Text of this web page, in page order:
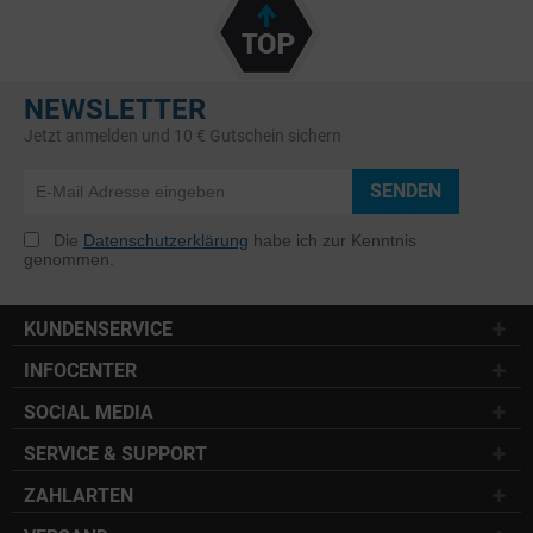
NEWSLETTER
Jetzt anmelden und 10 € Gutschein sichern
SENDEN
Die Datenschutzerklärung habe ich zur Kenntnis
genommen.
KUNDENSERVICE
INFOCENTER
SOCIAL MEDIA
SERVICE & SUPPORT
ZAHLARTEN